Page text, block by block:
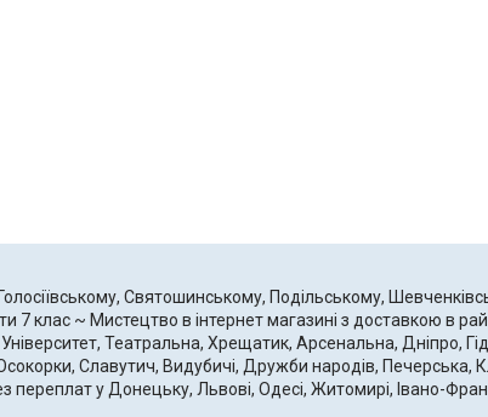
Святошинському, Подільському,
7 клас ~ Мистецтво в інтернет магазині з доставкою в
Театральна, Хрещатик, Арсенальна, Дніпро,
Славутич, Видубичі, Дружби народів, Печерська,
у Донецьку, Львові, Одесі, Житомирі, Івано-